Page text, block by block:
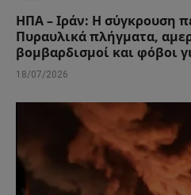
ΗΠΑ – Ιράν: Η σύγκρουση
Πυραυλικά πλήγματα,
βομβαρδισμοί και φόβοι
18/07/2026